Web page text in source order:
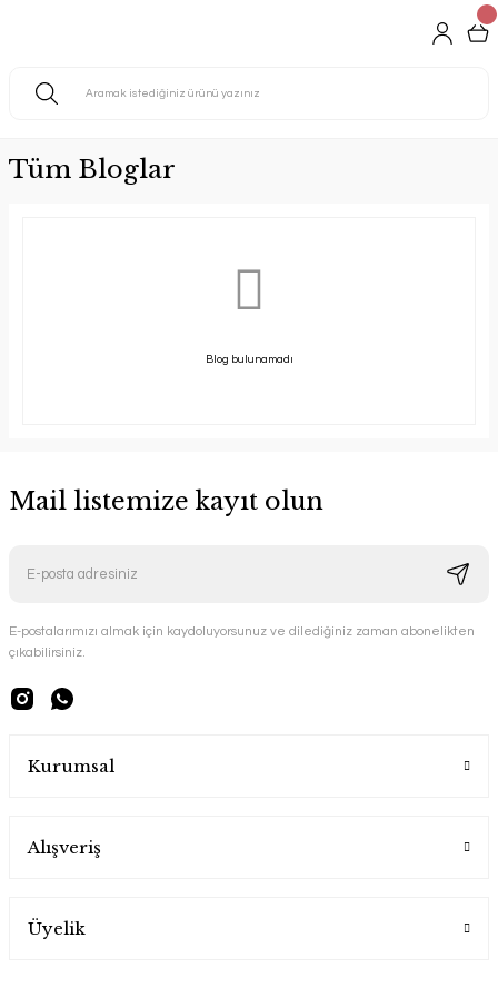
Tüm Bloglar
Blog bulunamadı
Mail listemize kayıt olun
E-postalarımızı almak için kaydoluyorsunuz ve dilediğiniz zaman abonelikten
çıkabilirsiniz.
Kurumsal
Alışveriş
Üyelik